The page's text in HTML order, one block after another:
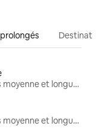
Locations moyenne et longue durée
Locations moyenne et longue durée